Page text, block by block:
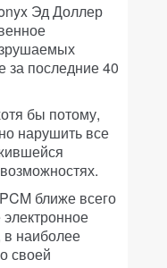
Эд Доллер
за последние 40
бы потому,
нарушить все
ближе всего
в наиболее
своей